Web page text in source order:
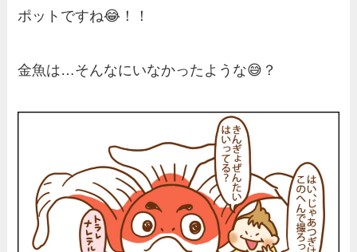
ポットですね😂！！
金魚は…そんなにいなかったような😅？